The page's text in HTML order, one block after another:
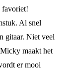
favoriet!
Al snel
gitaar. Niet veel
maakt het
er mooi